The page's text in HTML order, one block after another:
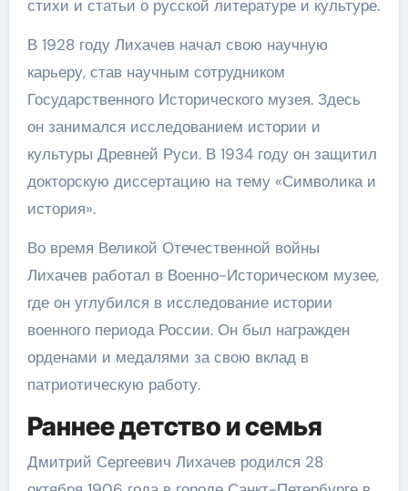
стихи и статьи о русской литературе и культуре.
В 1928 году Лихачев начал свою научную
карьеру, став научным сотрудником
Государственного Исторического музея. Здесь
он занимался исследованием истории и
культуры Древней Руси. В 1934 году он защитил
докторскую диссертацию на тему «Символика и
история».
Во время Великой Отечественной войны
Лихачев работал в Военно-Историческом музее,
где он углубился в исследование истории
военного периода России. Он был награжден
орденами и медалями за свою вклад в
патриотическую работу.
Раннее детство и семья
Дмитрий Сергеевич Лихачев родился 28